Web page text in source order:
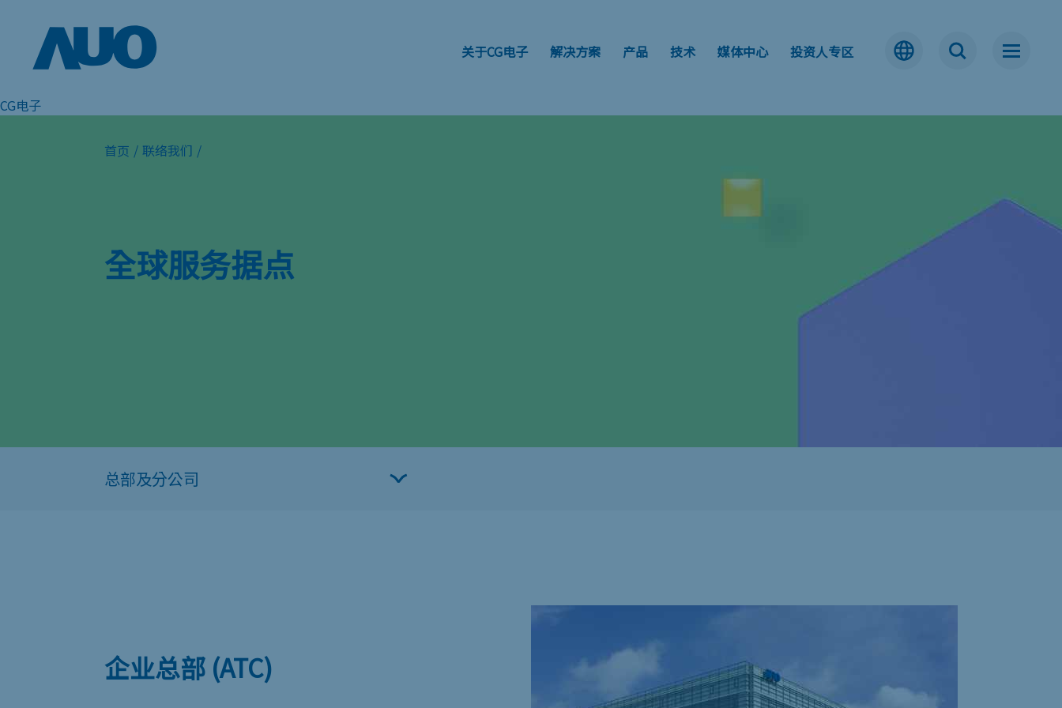
CG电子
关于CG电子 解决方案 产品 技术 媒体中心 投资人专区
首页 / 联络我们 /
全球服务据点
企业总部 (ATC)